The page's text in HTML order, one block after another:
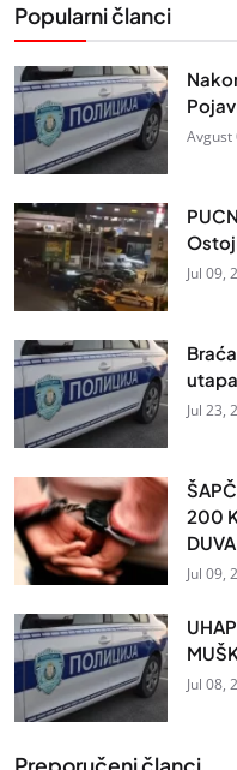
Popularni članci
Avgust
Jul 09,
Jul 23,
200
Jul 09,
Jul 08,